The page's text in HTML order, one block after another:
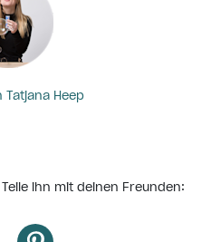
Tatjana Heep
ihn mit deinen Freunden: